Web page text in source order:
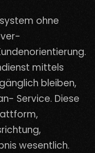
ohne
mittels
bleiben,
Service. Diese
wesentlich.